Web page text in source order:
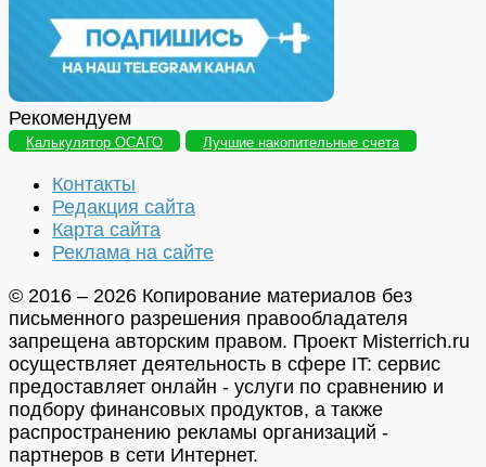
Рекомендуем
Калькулятор ОСАГО Лучшие накопительные счета
Контакты
Редакция сайта
Карта сайта
Реклама на сайте
© 2016 – 2026 Копирование материалов без
письменного разрешения правообладателя
запрещена авторским правом. Проект Misterrich.ru
осуществляет деятельность в сфере IT: сервис
предоставляет онлайн - услуги по сравнению и
подбору финансовых продуктов, а также
распространению рекламы организаций -
партнеров в сети Интернет.